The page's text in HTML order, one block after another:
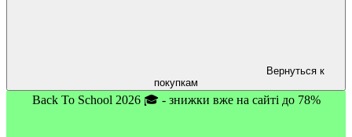
Вернуться к
покупкам
Back To School 2026 🎓 - знижки вже на сайті до 78%